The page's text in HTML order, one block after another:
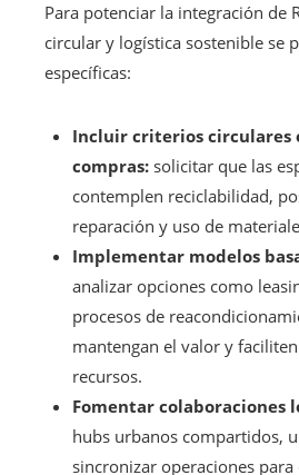
Para potenciar la integración de
circular y logística sostenible se
específicas:
Incluir criterios circulares
compras: solicitar que las
contemplen reciclabilidad,
reparación y uso de
Implementar modelos
analizar opciones como
procesos de
mantengan el valor y
recursos.
Fomentar colaboraciones
hubs urbanos compartidos,
sincronizar operaciones